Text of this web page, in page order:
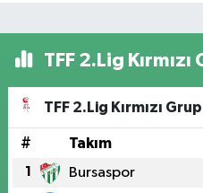
TFF 2.Lig
TFF 2.Lig Kırmızı Grup
# Takım
1 Bursaspor